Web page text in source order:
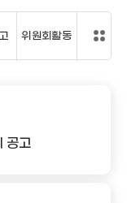
공고
위원회활동